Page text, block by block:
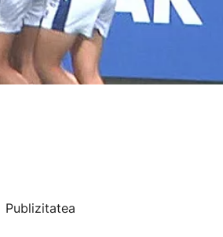
Publizitatea